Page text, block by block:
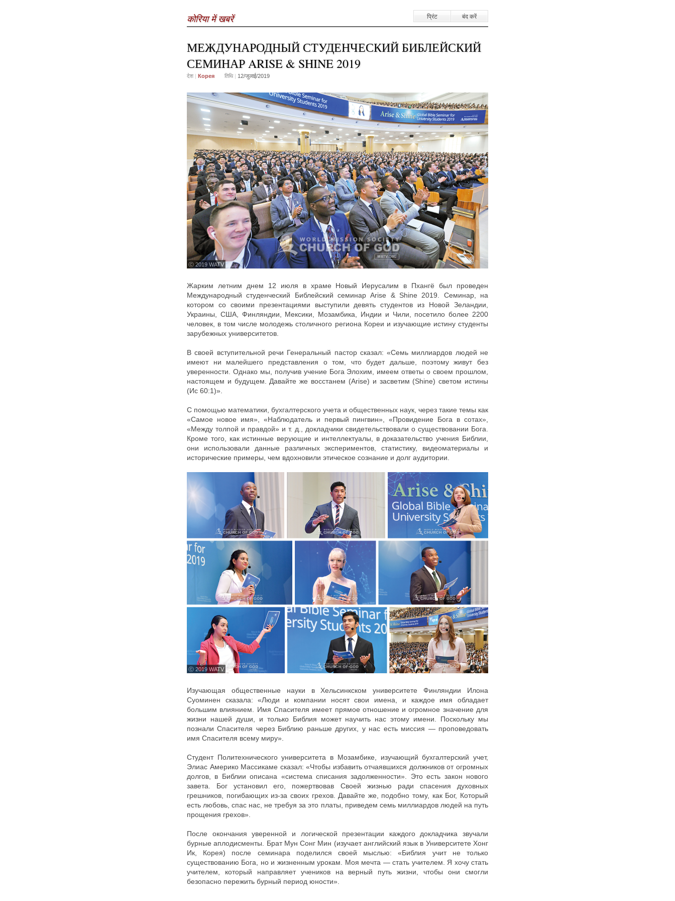
कोरिया में खबरें प्रिंट बंद करें
МЕЖДУНАРОДНЫЙ СТУДЕНЧЕСКИЙ БИБЛЕЙСКИЙ
СЕМИНАР ARISE & SHINE 2019
देश | Корея तिथि | 12/जुलाई/2019
ⓒ 2019 WATV
Жарким летним днем 12 июля в храме Новый Иерусалим в Пхангё был проведен
Международный студенческий Библейский семинар Arise & Shine 2019. Семинар, на
котором со своими презентациями выступили девять студентов из Новой Зеландии,
Украины, США, Финляндии, Мексики, Мозамбика, Индии и Чили, посетило более 2200
человек, в том числе молодежь столичного региона Кореи и изучающие истину студенты
зарубежных университетов.
В своей вступительной речи Генеральный пастор сказал: «Семь миллиардов людей не
имеют ни малейшего представления о том, что будет дальше, поэтому живут без
уверенности. Однако мы, получив учение Бога Элохим, имеем ответы о своем прошлом,
настоящем и будущем. Давайте же восстанем (Arise) и засветим (Shine) светом истины
(Ис 60:1)».
С помощью математики, бухгалтерского учета и общественных наук, через такие темы как
«Самое новое имя», «Наблюдатель и первый пингвин», «Провидение Бога в сотах»,
«Между толпой и правдой» и т. д., докладчики свидетельствовали о существовании Бога.
Кроме того, как истинные верующие и интеллектуалы, в доказательство учения Библии,
они использовали данные различных экспериментов, статистику, видеоматериалы и
исторические примеры, чем вдохновили этическое сознание и долг аудитории.
ⓒ 2019 WATV
Изучающая общественные науки в Хельсинкском университете Финляндии Илона
Суоминен сказала: «Люди и компании носят свои имена, и каждое имя обладает
большим влиянием. Имя Спасителя имеет прямое отношение и огромное значение для
жизни нашей души, и только Библия может научить нас этому имени. Поскольку мы
познали Спасителя через Библию раньше других, у нас есть миссия — проповедовать
имя Спасителя всему миру».
Студент Политехнического университета в Мозамбике, изучающий бухгалтерский учет,
Элиас Америко Массикаме сказал: «Чтобы избавить отчаявшихся должников от огромных
долгов, в Библии описана «система списания задолженности». Это есть закон нового
завета. Бог установил его, пожертвовав Своей жизнью ради спасения духовных
грешников, погибающих из-за своих грехов. Давайте же, подобно тому, как Бог, Который
есть любовь, спас нас, не требуя за это платы, приведем семь миллиардов людей на путь
прощения грехов».
После окончания уверенной и логической презентации каждого докладчика звучали
бурные аплодисменты. Брат Мун Сонг Мин (изучает английский язык в Университете Хонг
Ик, Корея) после семинара поделился своей мыслью: «Библия учит не только
существованию Бога, но и жизненным урокам. Моя мечта — стать учителем. Я хочу стать
учителем, который направляет учеников на верный путь жизни, чтобы они смогли
безопасно пережить бурный период юности».